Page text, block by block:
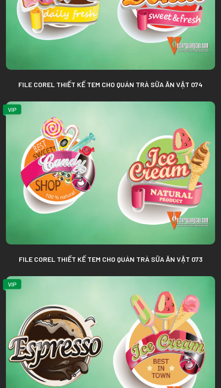
FILE COREL THIẾT KẾ TEM CHO QUÁN TRÀ SỮA ĂN VẶT 074
VIP
FILE COREL THIẾT KẾ TEM CHO QUÁN TRÀ SỮA ĂN VẶT 073
VIP